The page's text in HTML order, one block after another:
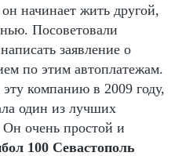
начинает жить другой,
Посоветовали
заявление о
по этим автоплатежам.
компанию в 2009 году,
один из лучших
Он очень простой и
100 Севастополь